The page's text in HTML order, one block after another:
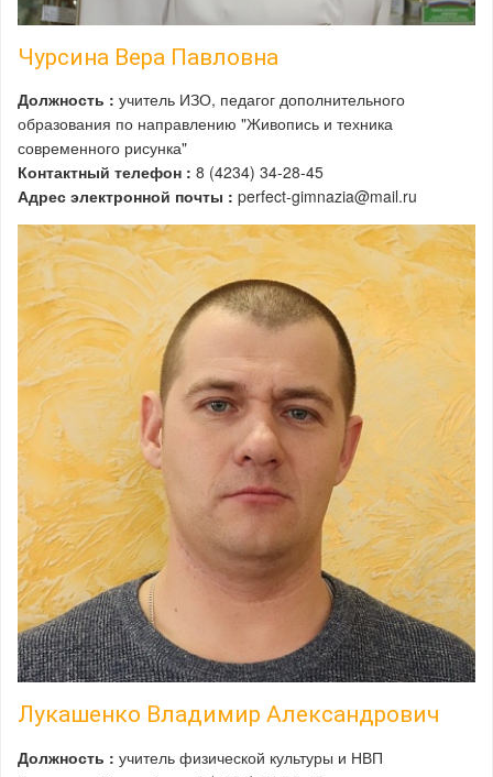
Чурсина Вера Павловна
Должность : учитель ИЗО, педагог дополнительного
образования по направлению "Живопись и техника
современного рисунка"
Контактный телефон : 8 (4234) 34-28-45
Адрес электронной почты : perfect-gimnazia@mail.ru
Лукашенко Владимир Александрович
Должность : учитель физической культуры и НВП